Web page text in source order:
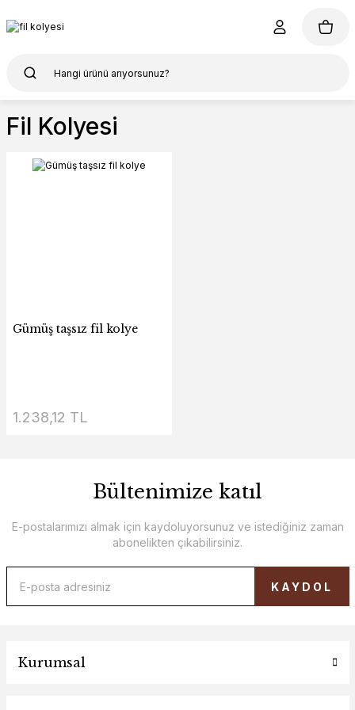
Fil Kolyesi
Gümüş taşsız fil kolye
1.238,12 TL
Bültenimize katıl
E-postalarımızı almak için kaydoluyorsunuz ve istediğiniz zaman
abonelikten çıkabilirsiniz.
KAYDOL
Kurumsal